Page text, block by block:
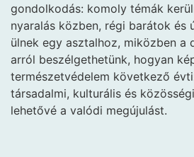
gondolkodás: komoly témák
nyaralás közben, régi barátok és
ülnek egy asztalhoz, miközben a
arról beszélgethetünk, hogyan
természetvédelem következő
társadalmi, kulturális és
lehetővé a valódi megújulást.